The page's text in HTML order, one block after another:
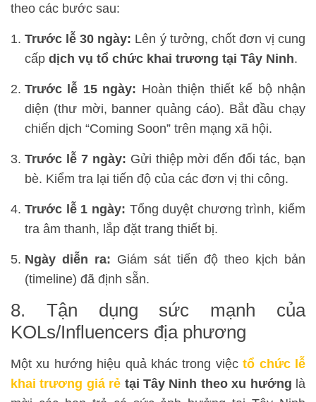
theo các bước sau:
Trước lễ 30 ngày: Lên ý tưởng, chốt đơn vị cung
cấp dịch vụ tổ chức khai trương tại Tây Ninh.
Trước lễ 15 ngày: Hoàn thiện thiết kế bộ nhận
diện (thư mời, banner quảng cáo). Bắt đầu chạy
chiến dịch “Coming Soon” trên mạng xã hội.
Trước lễ 7 ngày: Gửi thiệp mời đến đối tác, bạn
bè. Kiểm tra lại tiến độ của các đơn vị thi công.
Trước lễ 1 ngày: Tổng duyệt chương trình, kiểm
tra âm thanh, lắp đặt trang thiết bị.
Ngày diễn ra: Giám sát tiến độ theo kịch bản
(timeline) đã định sẵn.
8. Tận dụng sức mạnh của
KOLs/Influencers địa phương
Một xu hướng hiệu quả khác trong việctổ chức lễ
khai trương giá rẻ tại Tây Ninh theo xu hướng là